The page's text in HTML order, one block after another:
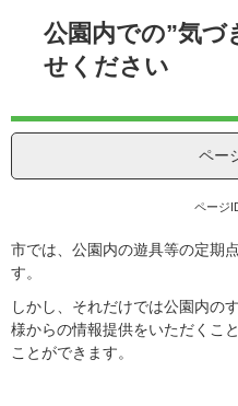
公園内での”気づ
せください
ペー
ページ
市では、公園内の遊具等の定期
す。
しかし、それだけでは公園内の
様からの情報提供をいただくこ
ことができます。